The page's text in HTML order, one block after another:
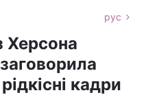
рус
Херсона
кадри